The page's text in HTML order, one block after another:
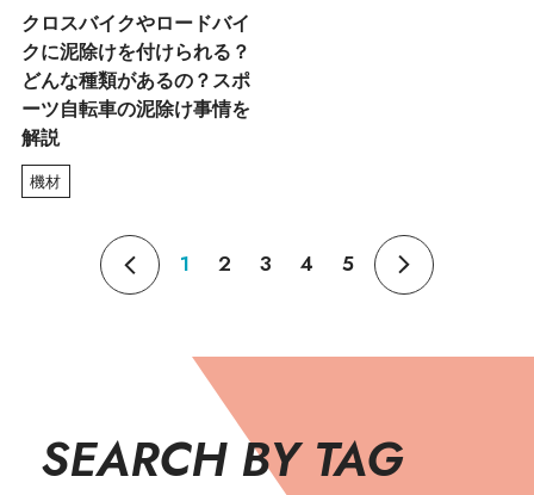
クロスバイクやロードバイ
クに泥除けを付けられる？
どんな種類があるの？スポ
ーツ自転車の泥除け事情を
解説
機材
1 2 3 4 5
SEARCH BY TAG